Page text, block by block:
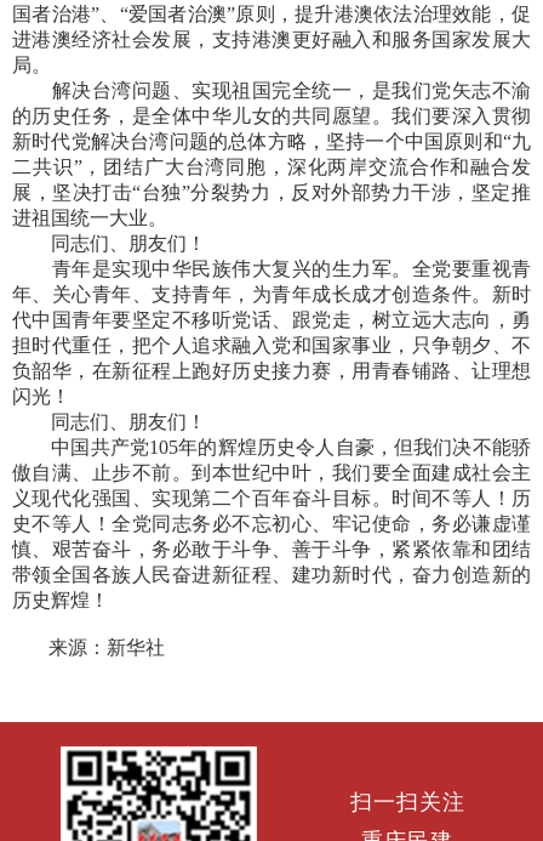
国者治港”、“爱国者治澳”原则，提升港澳依法治理效能，促
进港澳经济社会发展，支持港澳更好融入和服务国家发展大
局。
解决台湾问题、实现祖国完全统一，是我们党矢志不渝
的历史任务，是全体中华儿女的共同愿望。我们要深入贯彻
新时代党解决台湾问题的总体方略，坚持一个中国原则和“九
二共识”，团结广大台湾同胞，深化两岸交流合作和融合发
展，坚决打击“台独”分裂势力，反对外部势力干涉，坚定推
进祖国统一大业。
同志们、朋友们！
青年是实现中华民族伟大复兴的生力军。全党要重视青
年、关心青年、支持青年，为青年成长成才创造条件。新时
代中国青年要坚定不移听党话、跟党走，树立远大志向，勇
担时代重任，把个人追求融入党和国家事业，只争朝夕、不
负韶华，在新征程上跑好历史接力赛，用青春铺路、让理想
闪光！
同志们、朋友们！
中国共产党105年的辉煌历史令人自豪，但我们决不能骄
傲自满、止步不前。到本世纪中叶，我们要全面建成社会主
义现代化强国、实现第二个百年奋斗目标。时间不等人！历
史不等人！全党同志务必不忘初心、牢记使命，务必谦虚谨
慎、艰苦奋斗，务必敢于斗争、善于斗争，紧紧依靠和团结
带领全国各族人民奋进新征程、建功新时代，奋力创造新的
历史辉煌！
来源：新华社
扫一扫关注